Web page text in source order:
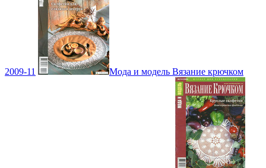
2009-11 Мода и модель Вязание крючком